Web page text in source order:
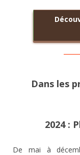
Dans les
2024 :
De mai à